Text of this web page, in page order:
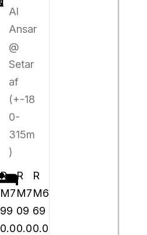
Al
Ansar
@
Setar
af
(+-18
0-
315m
)
R
M7
99
0.0
R
M7
09
0.0
R
M6
69
0.0